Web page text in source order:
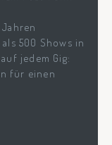
500 Shows in
jedem Gig:
für einen